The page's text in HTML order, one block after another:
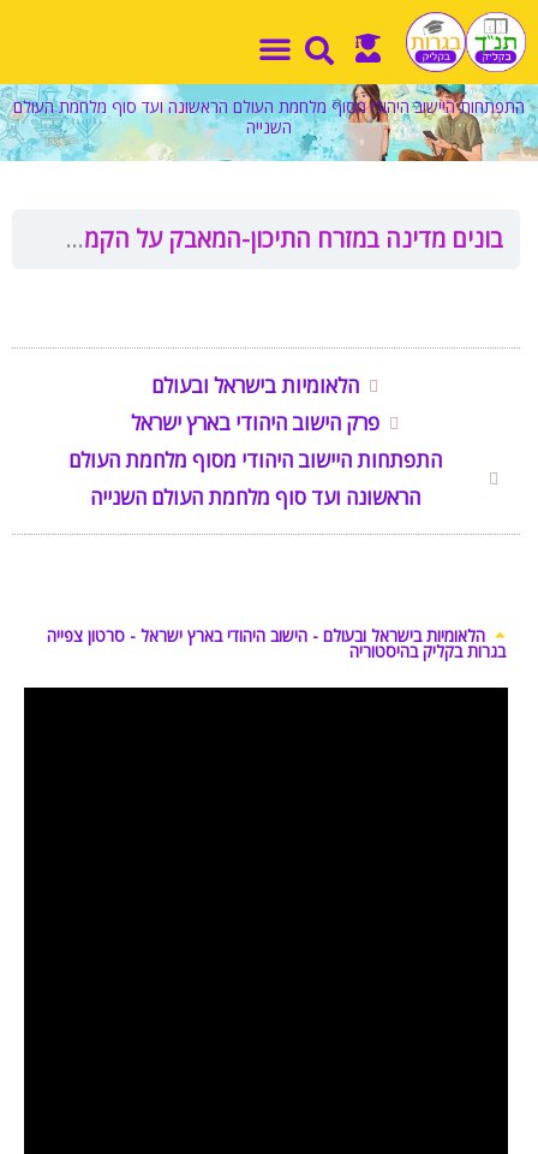
דילוג
לתוכן
התפתחות היישוב היהודי מסוף מלחמת העולם הראשונה ועד סוף מלחמת העולם
השנייה
בונים מדינה במזרח התיכון-המאבק על הקמת המדינה
הלאומיות בישראל ובעולם
פרק הישוב היהודי בארץ ישראל
התפתחות היישוב היהודי מסוף מלחמת העולם
הראשונה ועד סוף מלחמת העולם השנייה
הלאומיות בישראל ובעולם - הישוב היהודי בארץ ישראל - סרטון צפייה
בגרות בקליק בהיסטוריה